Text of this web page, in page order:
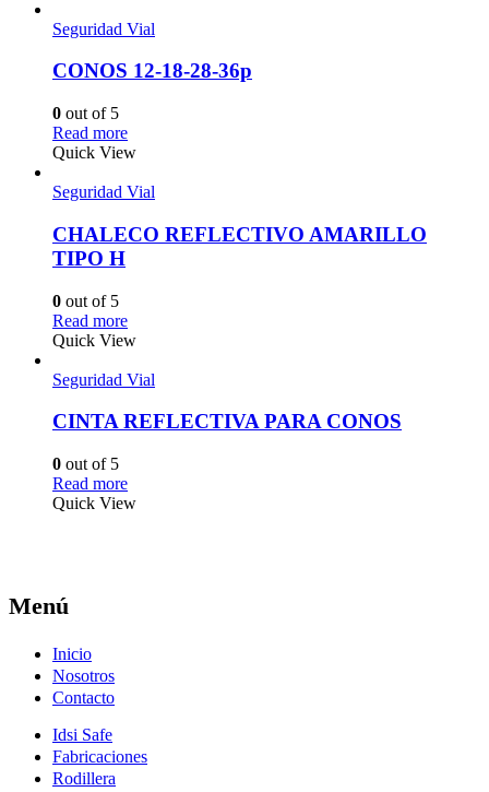
Seguridad Vial
CONOS 12-18-28-36p
0 out of 5
Read more
Quick View
Seguridad Vial
CHALECO REFLECTIVO AMARILLO
TIPO H
0 out of 5
Read more
Quick View
Seguridad Vial
CINTA REFLECTIVA PARA CONOS
0 out of 5
Read more
Quick View
Menú
Inicio
Nosotros
Contacto
Idsi Safe
Fabricaciones
Rodillera